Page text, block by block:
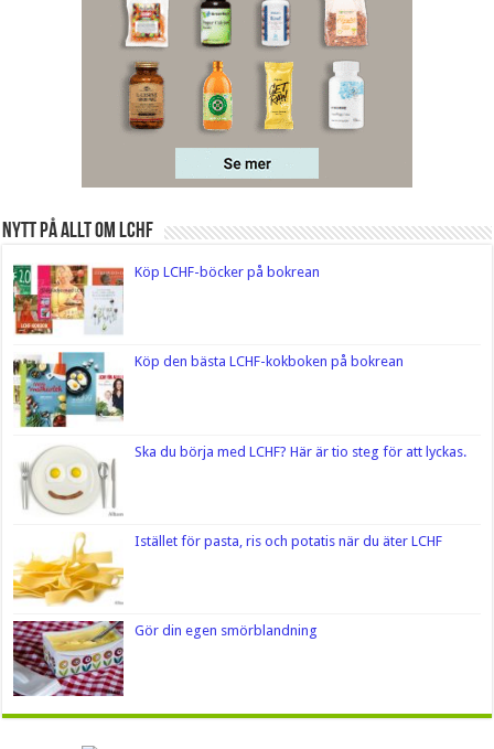
Nytt på Allt om LCHF
Köp LCHF-böcker på bokrean
Köp den bästa LCHF-kokboken på bokrean
Ska du börja med LCHF? Här är tio steg för att lyckas.
Istället för pasta, ris och potatis när du äter LCHF
Gör din egen smörblandning